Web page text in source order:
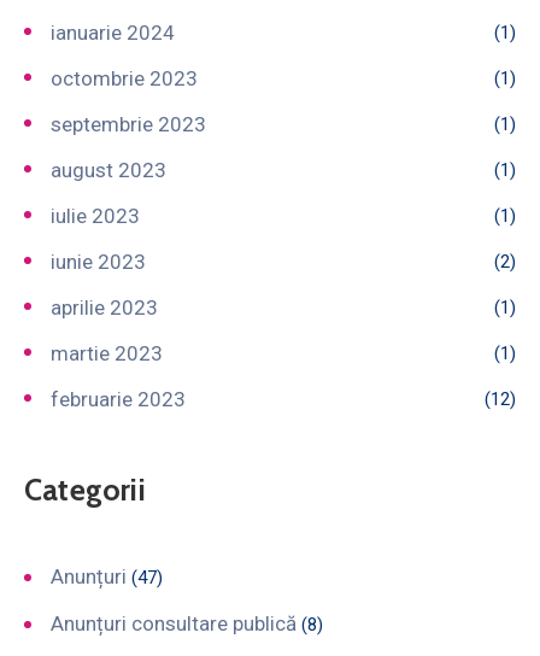
ianuarie 2024 (1)
octombrie 2023 (1)
septembrie 2023 (1)
august 2023 (1)
iulie 2023 (1)
iunie 2023 (2)
aprilie 2023 (1)
martie 2023 (1)
februarie 2023 (12)
Categorii
Anunțuri (47)
Anunțuri consultare publică (8)